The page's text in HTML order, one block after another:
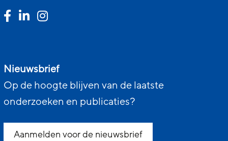
Nieuwsbrief
Op de hoogte blijven van de laatste
onderzoeken en publicaties?
Aanmelden voor de nieuwsbrief